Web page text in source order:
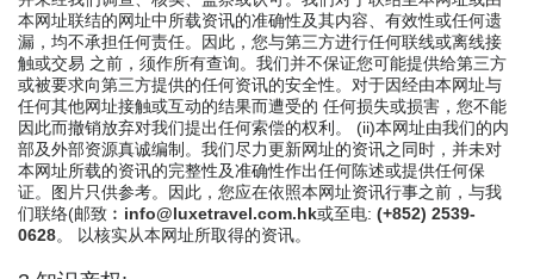
本网址联结的网址中所载资讯的准确性及其内容、有效性或任何遗
漏，均不承担任何责任。因此，您与第三方进行任何联线或离线接
触或交易 之前，须作所有查询。我们并不保证您可能提供给第三方
或被要求向第三方提供的任何资讯的安全性。对于因经由本网址与
任何其他网址接触或互动的结果而遭受的 任何损失或损害，您不能
因此而撤销放弃对我们提出任何索偿的权利。 (ii)本网址由我们的内
部及外部资源真诚编制。我们尽力更新网址的资讯之同时，并未对
本网址所载的资讯的完整性及准确性作出任何陈述或提供任何保
证。图片只供参考。因此，您应在依照本网址资讯行事之前，与我
们联络(邮致︰ info@luxetravel.com.hk或至电: (+852) 2539-
0628。 以核实从本网址所取得的资讯。